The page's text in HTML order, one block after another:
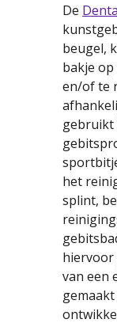
De
beugel,
bakje
en/of te
gebruikt
het
splint,
hiervoor
van een